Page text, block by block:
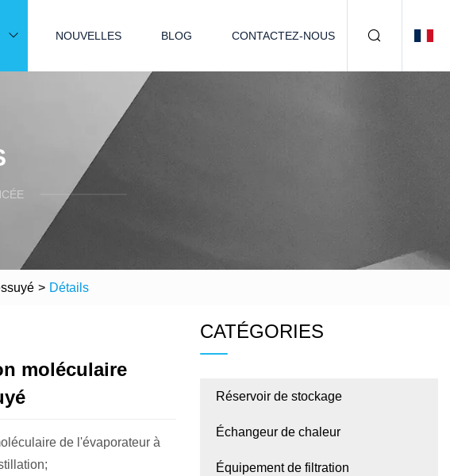
NOUVELLES BLOG CONTACTEZ-NOUS
> Détails
moléculaire
de l'évaporateur à
CATÉGORIES
Réservoir de stockage
Échangeur de chaleur
Équipement de filtration